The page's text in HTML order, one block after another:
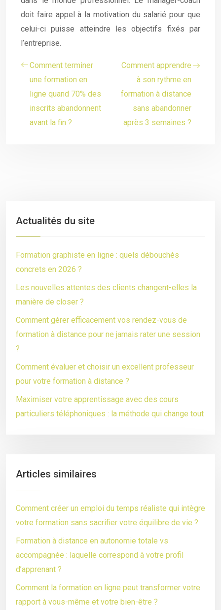
doit faire appel à la motivation du salarié pour que
celui-ci puisse atteindre les objectifs fixés par
l’entreprise.
Comment terminer
une formation en
ligne quand 70% des
inscrits abandonnent
avant la fin ?
Comment apprendre
à son rythme en
formation à distance
sans abandonner
après 3 semaines ?
Actualités du site
Formation graphiste en ligne : quels débouchés
concrets en 2026 ?
Les nouvelles attentes des clients changent-elles la
manière de closer ?
Comment gérer efficacement vos rendez-vous de
formation à distance pour ne jamais rater une session
?
Comment évaluer et choisir un excellent professeur
pour votre formation à distance ?
Maximiser votre apprentissage avec des cours
particuliers téléphoniques : la méthode qui change tout
Articles similaires
Comment créer un emploi du temps réaliste qui intègre
votre formation sans sacrifier votre équilibre de vie ?
Formation à distance en autonomie totale vs
accompagnée : laquelle correspond à votre profil
d’apprenant ?
Comment la formation en ligne peut transformer votre
rapport à vous-même et votre bien-être ?